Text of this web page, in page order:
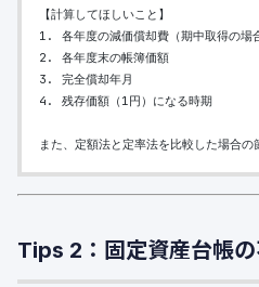
【計算してほしいこと】
1. 各年度の減価償却費（期中取得の場
2. 各年度末の帳簿価額
3. 完全償却年月
4. 残存価額（1円）になる時期
また、定額法と定率法を比較した場合の
Tips 2：固定資産台帳